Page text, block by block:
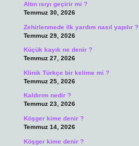
Altın ısıyı geçirir mi ?
Temmuz 30, 2026
Zehirlenmede ilk yardım nasıl yapılır ?
Temmuz 29, 2026
Küçük kayık ne denir ?
Temmuz 27, 2026
Klinik Türkçe bir kelime mi ?
Temmuz 25, 2026
Kaldırım nedir ?
Temmuz 23, 2026
Köşger kime denir ?
Temmuz 14, 2026
Köşger kime denir ?